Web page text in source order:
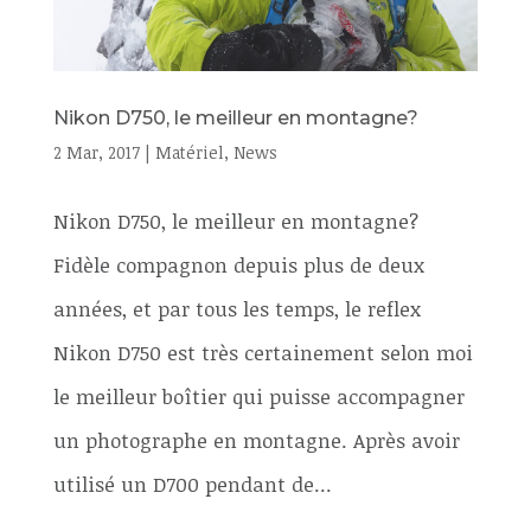
Nikon D750, le meilleur en montagne?
2 Mar, 2017| Matériel, News
Nikon D750, le meilleur en montagne?
Fidèle compagnon depuis plus de deux
années, et par tous les temps, le reflex
Nikon D750 est très certainement selon moi
le meilleur boîtier qui puisse accompagner
un photographe en montagne. Après avoir
utilisé un D700 pendant de...